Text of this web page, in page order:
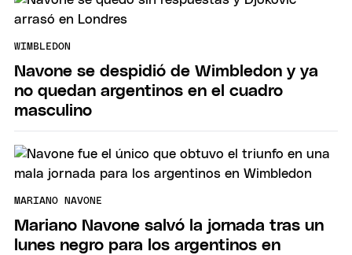
WIMBLEDON
Navone se despidió de Wimbledon y ya
no quedan argentinos en el cuadro
masculino
MARIANO NAVONE
Mariano Navone salvó la jornada tras un
lunes negro para los argentinos en